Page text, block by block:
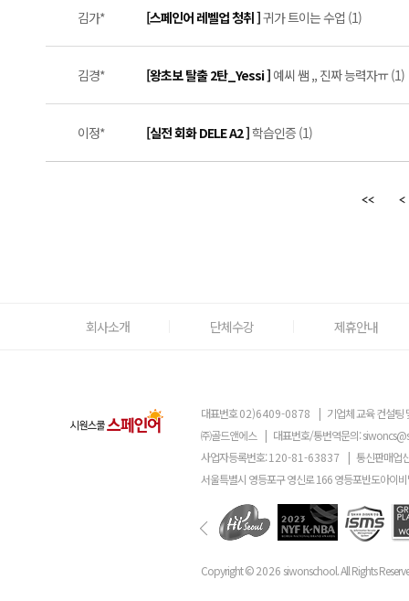
김가* [스페인어 레벨업 청취 ]귀가 트이는 수업 (1)
김경* [왕초보 탈출 2탄_Yessi ] 예씨 쌤 ,, 진짜 능력자ㅠ (1)
이정* [실전 회화 DELE A2 ]학습인증 (1)
회사소개 단체수강 제휴안내
대표번호02)6409-0878 | 기업체 교육 컨설팅
㈜골드앤에스 | 대표번호/통번역문의:
사업자등록번호:120-81-63837 | 통신판매업
서울특별시 영등포구 영신로 166 영등포반도아이
Copyright ©2026 siwonschool. All Rights